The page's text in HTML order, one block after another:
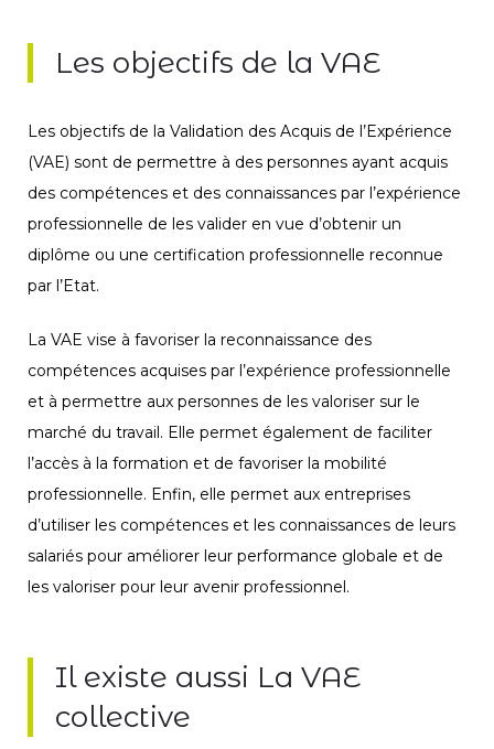
Les objectifs de la VAE
Les objectifs de la Validation des Acquis de l’Expérience
(VAE) sont de permettre à des personnes ayant acquis
des compétences et des connaissances par l’expérience
professionnelle de les valider en vue d’obtenir un
diplôme ou une certification professionnelle reconnue
par l’Etat.
La VAE vise à favoriser la reconnaissance des
compétences acquises par l’expérience professionnelle
et à permettre aux personnes de les valoriser sur le
marché du travail. Elle permet également de faciliter
l’accès à la formation et de favoriser la mobilité
professionnelle. Enfin, elle permet aux entreprises
d’utiliser les compétences et les connaissances de leurs
salariés pour améliorer leur performance globale et de
les valoriser pour leur avenir professionnel.
Il existe aussi La VAE
collective